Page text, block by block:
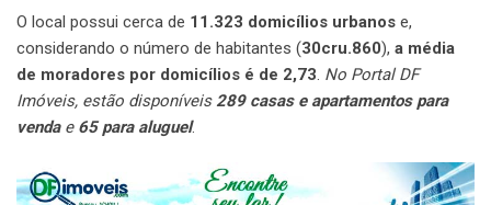
O local possui cerca de 11.323 domicílios urbanos e,
considerando o número de habitantes (30cru.860), a média
de moradores por domicílios é de 2,73 No Portal DF
Imóveis, estão disponíveis 289 casas e apartamentos para
vendae 65 para aluguel.